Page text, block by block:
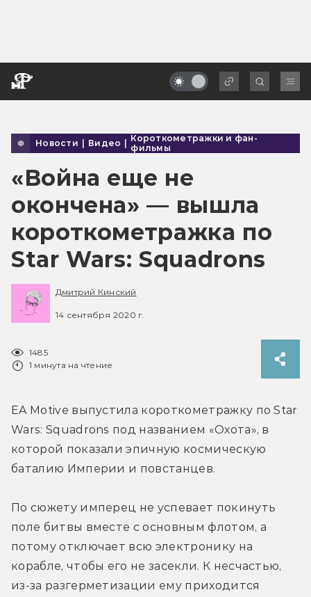
Новости | Видео | Короткометражки и фан-
фильмы
«Война еще не
окончена» — вышла
короткометражка по
Star Wars: Squadrons
Дмитрий Кинский
14 сентября 2020 г.
1485
1 минута на чтение
EA Motive выпустила короткометражку по Star
Wars: Squadrons под названием «Охота», в
которой показали эпичную космическую
баталию Империи и повстанцев.
По сюжету имперец не успевает покинуть
поле битвы вместе с основным флотом, а
потому отключает всю электронику на
корабле, чтобы его не засекли. К несчастью,
из-за разгерметизации ему приходится